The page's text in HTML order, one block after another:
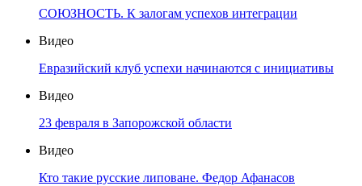
СОЮЗНОСТЬ. К залогам успехов интеграции
Видео
Евразийский клуб успехи начинаются с инициативы
Видео
23 февраля в Запорожской области
Видео
Кто такие русские липоване. Федор Афанасов